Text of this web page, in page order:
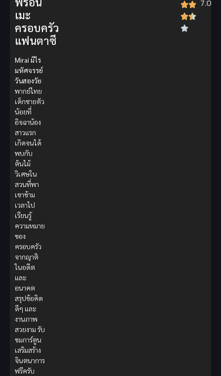
7.0
เมะ
ครอบครัว
แฟนตาซี
Mirai มิไร
มหัศจรรย์
วันสองวัย
พากย์ไทย
เด็กชายตัว
น้อยที่
อิจฉาน้อง
สาวแรก
เกิดจนได้
พบกับ
ต้นไม้
วิเศษใน
สวนที่พา
เขาข้าม
เวลาไป
เรียนรู้
ความหมาย
ของ
ครอบครัว
จากญาติ
ในอดีต
และ
อนาคต
สรุปข้อคิด
ดีๆ และ
งานภาพ
สวยงาม รับ
ชมการ์ตูน
เสริมสร้าง
จินตนาการ
ฟรีครับ